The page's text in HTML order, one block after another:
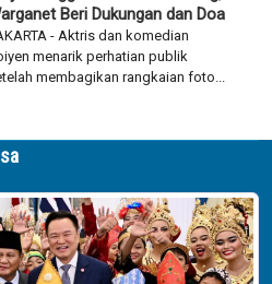
Beri Dukungan dan Doa
- Aktris dan komedian
menarik perhatian publik
membagikan rangkaian foto...